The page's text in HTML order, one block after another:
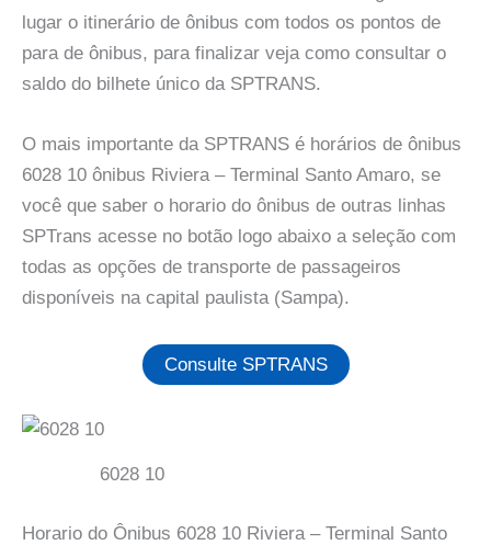
lugar o itinerário de ônibus com todos os pontos de
para de ônibus, para finalizar veja como consultar o
saldo do bilhete único da SPTRANS.
O mais importante da SPTRANS é horários de ônibus
6028 10 ônibus Riviera – Terminal Santo Amaro, se
você que saber o horario do ônibus de outras linhas
SPTrans acesse no botão logo abaixo a seleção com
todas as opções de transporte de passageiros
disponíveis na capital paulista (Sampa).
Consulte SPTRANS
6028 10
Horario do Ônibus 6028 10 Riviera – Terminal Santo